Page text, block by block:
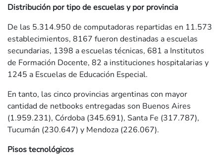
Distribución por tipo de escuelas y por provincia
De las 5.314.950 de computadoras repartidas en 11.573
establecimientos, 8167 fueron destinadas a escuelas
secundarias, 1398 a escuelas técnicas, 681 a Institutos
de Formación Docente, 82 a instituciones hospitalarias y
1245 a Escuelas de Educación Especial.
En tanto, las cinco provincias argentinas con mayor
cantidad de netbooks entregadas son Buenos Aires
(1.959.231), Córdoba (345.691), Santa Fe (317.787),
Tucumán (230.647) y Mendoza (226.067).
Pisos tecnológicos